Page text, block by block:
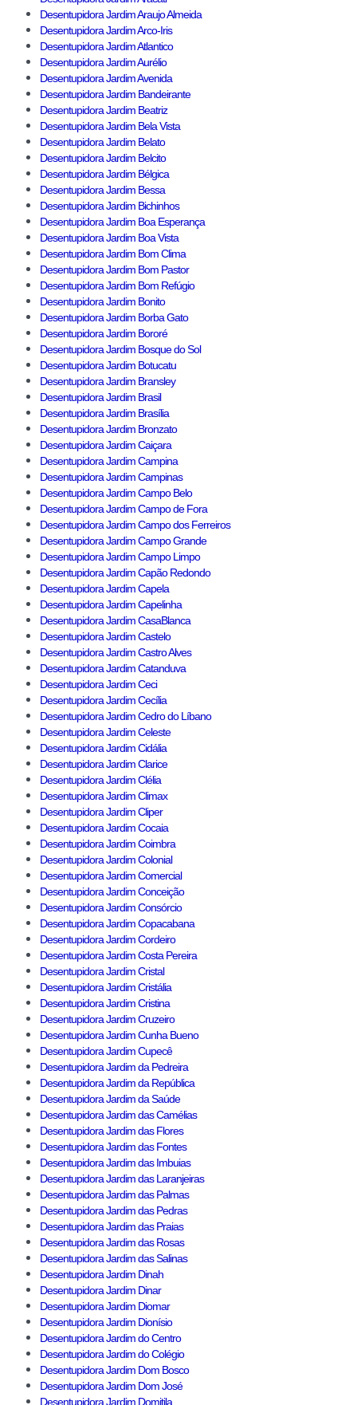
Desentupidora Jardim Araujo Almeida
Desentupidora Jardim Arco-Iris
Desentupidora Jardim Atlantico
Desentupidora Jardim Aurélio
Desentupidora Jardim Avenida
Desentupidora Jardim Bandeirante
Desentupidora Jardim Beatriz
Desentupidora Jardim Bela Vista
Desentupidora Jardim Belato
Desentupidora Jardim Belcito
Desentupidora Jardim Bélgica
Desentupidora Jardim Bessa
Desentupidora Jardim Bichinhos
Desentupidora Jardim Boa Esperança
Desentupidora Jardim Boa Vista
Desentupidora Jardim Bom Clima
Desentupidora Jardim Bom Pastor
Desentupidora Jardim Bom Refúgio
Desentupidora Jardim Bonito
Desentupidora Jardim Borba Gato
Desentupidora Jardim Bororé
Desentupidora Jardim Bosque do Sol
Desentupidora Jardim Botucatu
Desentupidora Jardim Bransley
Desentupidora Jardim Brasil
Desentupidora Jardim Brasília
Desentupidora Jardim Bronzato
Desentupidora Jardim Caiçara
Desentupidora Jardim Campina
Desentupidora Jardim Campinas
Desentupidora Jardim Campo Belo
Desentupidora Jardim Campo de Fora
Desentupidora Jardim Campo dos Ferreiros
Desentupidora Jardim Campo Grande
Desentupidora Jardim Campo Limpo
Desentupidora Jardim Capão Redondo
Desentupidora Jardim Capela
Desentupidora Jardim Capelinha
Desentupidora Jardim CasaBlanca
Desentupidora Jardim Castelo
Desentupidora Jardim Castro Alves
Desentupidora Jardim Catanduva
Desentupidora Jardim Ceci
Desentupidora Jardim Cecília
Desentupidora Jardim Cedro do Líbano
Desentupidora Jardim Celeste
Desentupidora Jardim Cidália
Desentupidora Jardim Clarice
Desentupidora Jardim Clélia
Desentupidora Jardim Climax
Desentupidora Jardim Cliper
Desentupidora Jardim Cocaia
Desentupidora Jardim Coimbra
Desentupidora Jardim Colonial
Desentupidora Jardim Comercial
Desentupidora Jardim Conceição
Desentupidora Jardim Consórcio
Desentupidora Jardim Copacabana
Desentupidora Jardim Cordeiro
Desentupidora Jardim Costa Pereira
Desentupidora Jardim Cristal
Desentupidora Jardim Cristália
Desentupidora Jardim Cristina
Desentupidora Jardim Cruzeiro
Desentupidora Jardim Cunha Bueno
Desentupidora Jardim Cupecê
Desentupidora Jardim da Pedreira
Desentupidora Jardim da República
Desentupidora Jardim da Saúde
Desentupidora Jardim das Camélias
Desentupidora Jardim das Flores
Desentupidora Jardim das Fontes
Desentupidora Jardim das Imbuias
Desentupidora Jardim das Laranjeiras
Desentupidora Jardim das Palmas
Desentupidora Jardim das Pedras
Desentupidora Jardim das Praias
Desentupidora Jardim das Rosas
Desentupidora Jardim das Salinas
Desentupidora Jardim Dinah
Desentupidora Jardim Dinar
Desentupidora Jardim Diomar
Desentupidora Jardim Dionísio
Desentupidora Jardim do Centro
Desentupidora Jardim do Colégio
Desentupidora Jardim Dom Bosco
Desentupidora Jardim Dom José
Desentupidora Jardim Domitila